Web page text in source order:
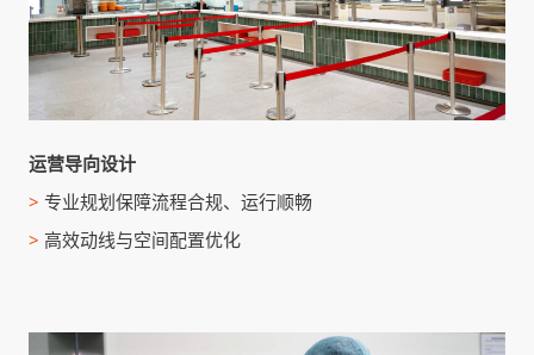
运营导向设计
> 专业规划保障流程合规、运行顺畅
> 高效动线与空间配置优化